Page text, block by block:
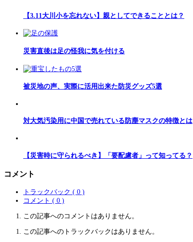
【3.11大川小を忘れない】親としてできることとは？
災害直後は足の怪我に気を付ける
被災地の声、実際に活用出来た防災グッズ5選
対大気汚染用に中国で売れている防塵マスクの特徴とは
【災害時に守られるべき】「要配慮者」って知ってる？
コメント
トラックバック ( 0 )
コメント ( 0 )
この記事へのコメントはありません。
この記事へのトラックバックはありません。